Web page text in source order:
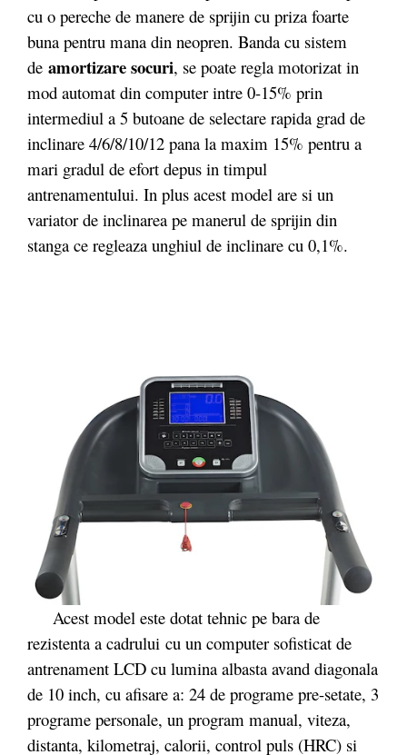
cu o pereche de manere de sprijin cu priza foarte
buna pentru mana din neopren. Banda cu sistem
de amortizare socuri, se poate regla motorizat in
mod automat din computer intre 0-15% prin
intermediul a 5 butoane de selectare rapida grad de
inclinare 4/6/8/10/12 pana la maxim 15% pentru a
mari gradul de efort depus in timpul
antrenamentului. In plus acest model are si un
variator de inclinarea pe manerul de sprijin din
stanga ce regleaza unghiul de inclinare cu 0,1%.
Acest model este dotat tehnic pe bara de
rezistenta a cadrului cu un computer sofisticat de
antrenament LCD cu lumina albasta avand diagonala
de 10 inch, cu afisare a: 24 de programe pre-setate, 3
programe personale, un program manual, viteza,
distanta, kilometraj, calorii, control puls (HRC) si